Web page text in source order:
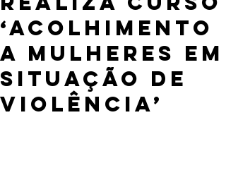
‘Acolhimento
a Mulheres em
Situação de
Violência’